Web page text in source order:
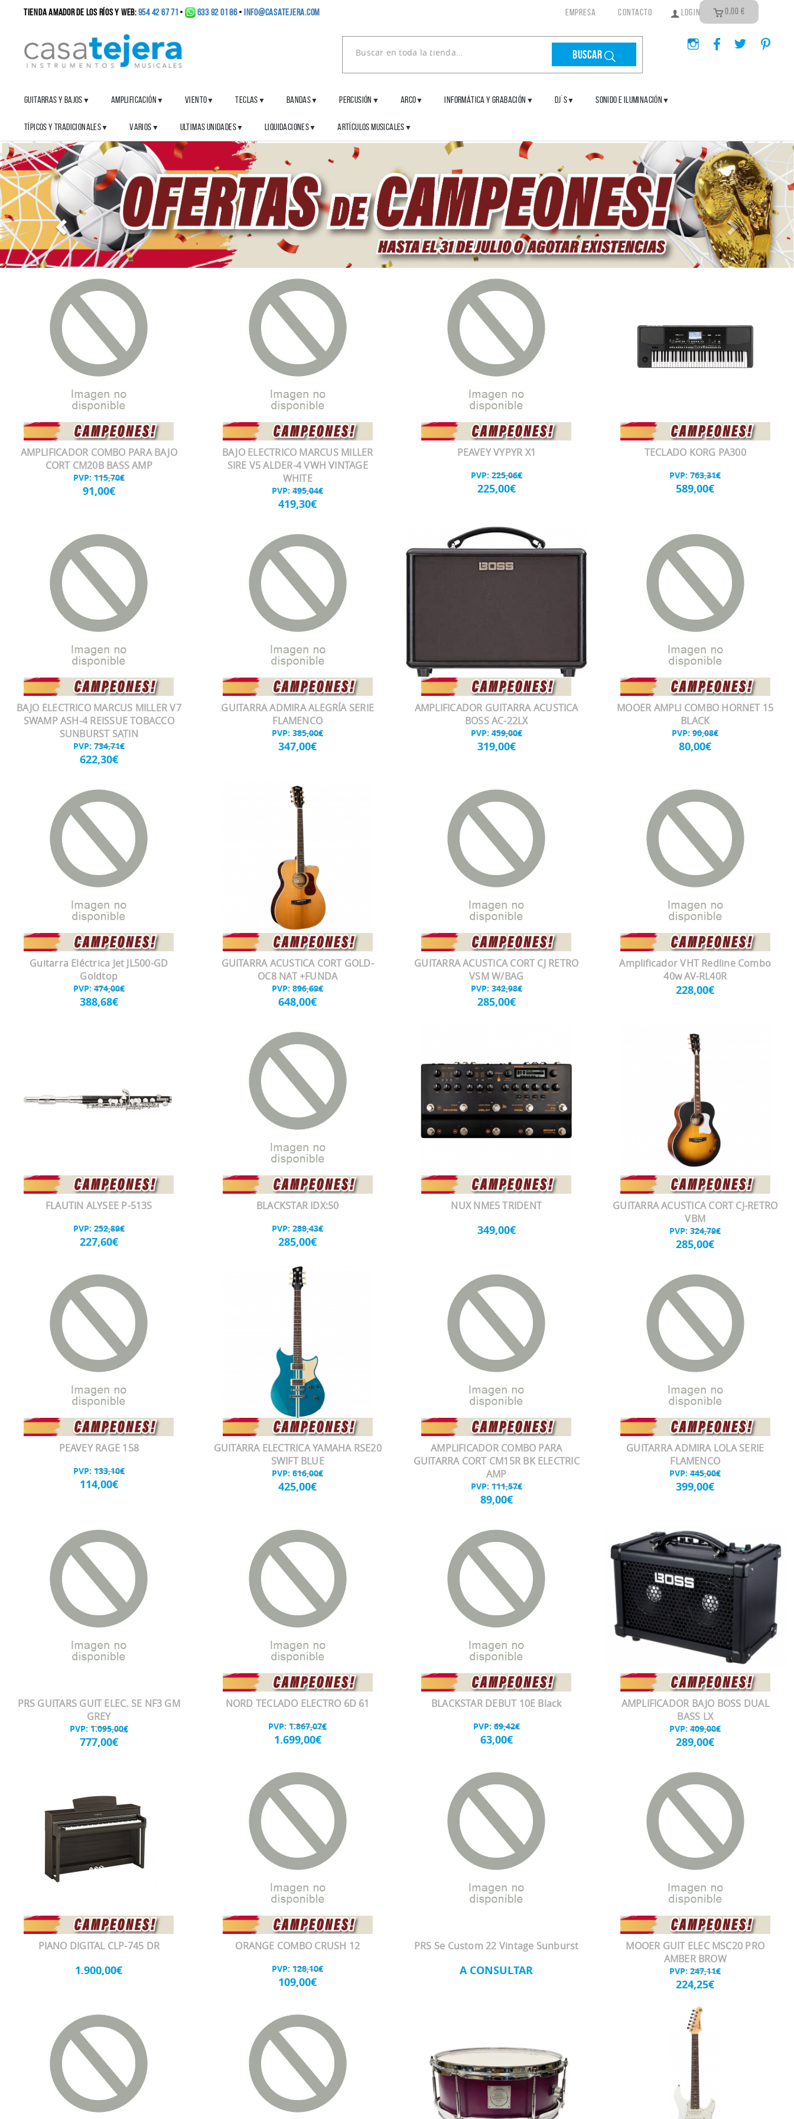
0,00 €
TIENDA AMADOR DE LOS RÍOS y WEB:954 42 67 71 • 633 92 01 86• info@casatejera.com EMPRESA CONTACTO LOGIN
Buscar
GUITARRAS Y BAJOS▼ AMPLIFICACIÓN▼ VIENTO▼ TECLAS▼ BANDAS▼ PERCUSIÓN ▼ ARCO▼ INFORMÁTICA Y GRABACIÓN ▼ DJ´S▼ SONIDO E ILUMINACIÓN▼
TÍPICOS Y TRADICIONALES▼ VARIOS▼ ULTIMAS UNIDADES▼ LIQUIDACIONES▼ ARTÍCULOS MUSICALES▼
Anterior Siguiente
AMPLIFICADOR COMBO PARA BAJO
CORT CM20B BASS AMP
PVP: 115,70€
91,00€
BAJO ELECTRICO MARCUS MILLER
SIRE V5 ALDER-4 VWH VINTAGE
WHITE
PVP:495,04€
419,30€
PEAVEY VYPYR X1
PVP: 225,06€
225,00€
TECLADO KORG PA300
PVP:763,31€
589,00€
BAJO ELECTRICO MARCUS MILLER V7
SWAMP ASH-4 REISSUE TOBACCO
SUNBURST SATIN
PVP: 734,71€
622,30€
GUITARRA ADMIRA ALEGRÍA SERIE
FLAMENCO
PVP:385,00€
347,00€
AMPLIFICADOR GUITARRA ACUSTICA
BOSS AC-22LX
PVP: 459,00€
319,00€
MOOER AMPLI COMBO HORNET 15
BLACK
PVP:90,08€
80,00€
Guitarra Eléctrica Jet JL500-GD
Goldtop
PVP: 474,00€
388,68€
GUITARRA ACUSTICA CORT GOLD-
OC8 NAT +FUNDA
PVP:896,69€
648,00€
GUITARRA ACUSTICA CORT CJ RETRO
VSM W/BAG
PVP: 342,98€
285,00€
Amplificador VHT Redline Combo
40w AV-RL40R
228,00€
FLAUTIN ALYSEE P-513S
PVP: 252,89€
227,60€
BLACKSTAR IDX:50
PVP:288,43€
285,00€
NUX NME5 TRIDENT
349,00€
GUITARRA ACUSTICA CORT CJ-RETRO
VBM
PVP:324,79€
285,00€
PEAVEY RAGE 158
PVP: 133,10€
114,00€
GUITARRA ELECTRICA YAMAHA RSE20
SWIFT BLUE
PVP:616,00€
425,00€
AMPLIFICADOR COMBO PARA
GUITARRA CORT CM15R BK ELECTRIC
AMP
PVP: 111,57€
89,00€
GUITARRA ADMIRA LOLA SERIE
FLAMENCO
PVP:445,00€
399,00€
PRS GUITARS GUIT ELEC. SE NF3 GM
GREY
PVP: 1.095,00€
777,00€
NORD TECLADO ELECTRO 6D 61
PVP:1.867,07€
1.699,00€
BLACKSTAR DEBUT 10E Black
PVP: 69,42€
63,00€
AMPLIFICADOR BAJO BOSS DUAL
BASS LX
PVP:409,00€
289,00€
PIANO DIGITAL CLP-745 DR
1.900,00€
ORANGE COMBO CRUSH 12
PVP:128,10€
109,00€
PRS Se Custom 22 Vintage Sunburst
A CONSULTAR
MOOER GUIT ELEC MSC20 PRO
AMBER BROW
PVP:247,11€
224,25€